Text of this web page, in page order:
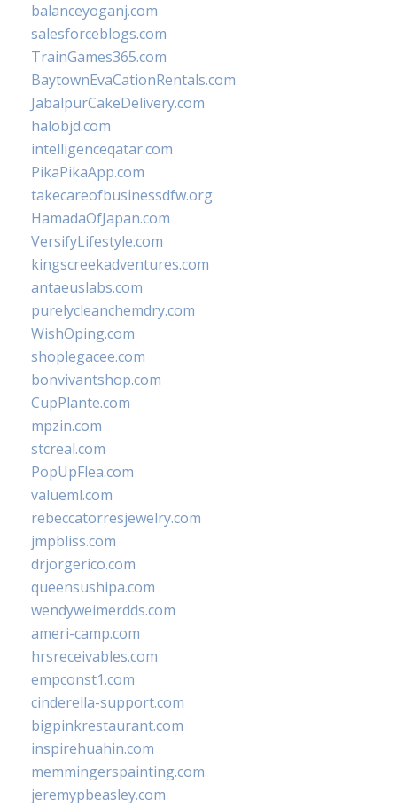
balanceyoganj.com
salesforceblogs.com
TrainGames365.com
BaytownEvaCationRentals.com
JabalpurCakeDelivery.com
halobjd.com
intelligenceqatar.com
PikaPikaApp.com
takecareofbusinessdfw.org
HamadaOfJapan.com
VersifyLifestyle.com
kingscreekadventures.com
antaeuslabs.com
purelycleanchemdry.com
WishOping.com
shoplegacee.com
bonvivantshop.com
CupPlante.com
mpzin.com
stcreal.com
PopUpFlea.com
valueml.com
rebeccatorresjewelry.com
jmpbliss.com
drjorgerico.com
queensushipa.com
wendyweimerdds.com
ameri-camp.com
hrsreceivables.com
empconst1.com
cinderella-support.com
bigpinkrestaurant.com
inspirehuahin.com
memmingerspainting.com
jeremypbeasley.com